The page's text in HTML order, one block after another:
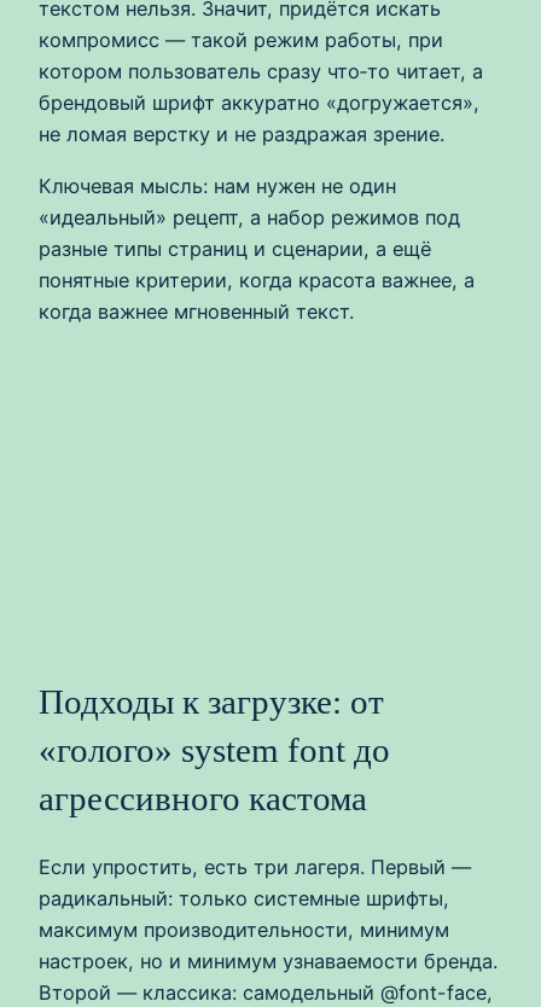
текстом нельзя. Значит, придётся искать
компромисс — такой режим работы, при
котором пользователь сразу что‑то читает, а
брендовый шрифт аккуратно «догружается»,
не ломая верстку и не раздражая зрение.
Ключевая мысль: нам нужен не один
«идеальный» рецепт, а набор режимов под
разные типы страниц и сценарии, а ещё
понятные критерии, когда красота важнее, а
когда важнее мгновенный текст.
Подходы к загрузке: от
«голого» system font до
агрессивного кастома
Если упростить, есть три лагеря. Первый —
радикальный: только системные шрифты,
максимум производительности, минимум
настроек, но и минимум узнаваемости бренда.
Второй — классика: самодельный @font-face,